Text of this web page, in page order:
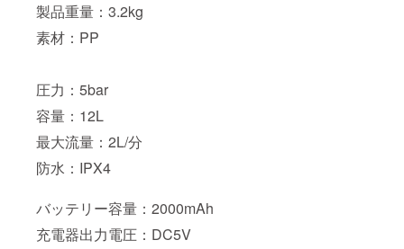
製品重量：3.2kg
素材：PP
圧力：5bar
容量：12L
最大流量：2L/分
防水：IPX4
バッテリー容量：2000mAh
充電器出力電圧：DC5V